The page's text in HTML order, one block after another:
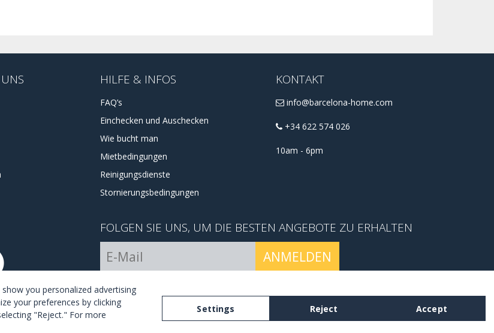
HILFE & INFOS
FAQ’s
Einchecken und Auschecken
Wie bucht man
Mietbedingungen
Reinigungsdienste
Stornierungsbedingungen
KONTAKT
info@barcelona-home.com
+34 622 574 026
10am - 6pm
FOLGEN SIE UNS, UM DIE BESTEN ANGEBOTE ZU ERHALTEN
ANMELDEN
you personalized advertising
your preferences by clicking
"Reject." For more
Settings Reject Accept